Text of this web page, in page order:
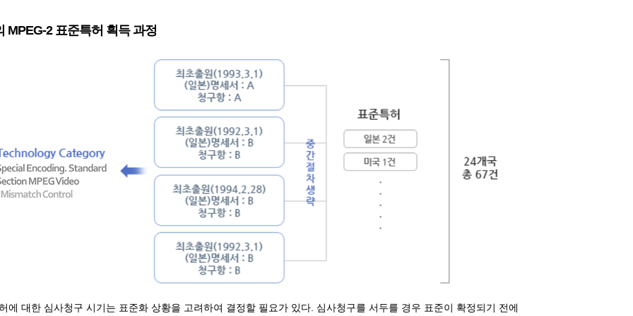
MPEG-2 표준특허 획득 과정
에 대한 심사청구 시기는 표준화 상황을 고려하여 결정할 필요가 있다. 심사청구를 서두를 경우 표준이 확정되기 전에